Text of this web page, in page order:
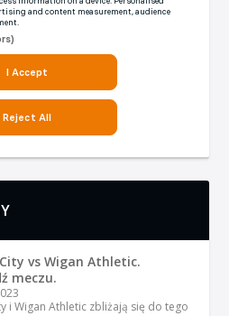
vs Wigan Athletic.
meczu.
i Wigan Athletic zbliżają się do tego